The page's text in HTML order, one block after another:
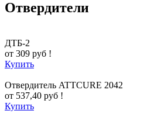
Отвердители
ДТБ-2
от 309 руб !
Купить
Отвердитель ATTCURE 2042
от 537,40 руб !
Купить